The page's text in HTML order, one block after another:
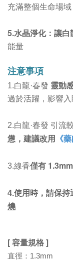
充滿整個生命場域
5.水晶淨化：讓
能量
注意事項
1.白龍·春發 靈動
過於活躍，影響入
2.白龍·春發 引流
憊，建議改用 《
3.線香僅有 1.3mm
4.使用時，請保持
燒
[ 容量規格 ]
直徑：1.3mm